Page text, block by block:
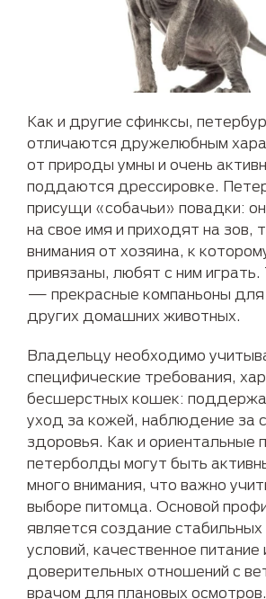
Как и другие сфинксы,
отличаются дружелюбным
от природы умны и очень
поддаются дрессировке.
присущи «собачьи» повадки:
на свое имя и приходят на зов,
внимания от хозяина, к
привязаны, любят с ним
— прекрасные компаньоны для
других домашних животных.
Владельцу необходимо
специфические требования,
бесшерстных кошек:
уход за кожей, наблюдение за
здоровья. Как и ориентальные
петерболды могут быть
много внимания, что важно
выборе питомца. Основой
является создание
условий, качественное питание
доверительных отношений с
врачом для плановых осмотров.